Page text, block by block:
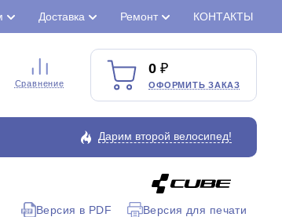
Доставка Ремонт КОНТАКТЫ
Сравнение
0
ОФОРМИТЬ ЗАКАЗ
Дарим второй велосипед!
Версия в PDF Версия для печати